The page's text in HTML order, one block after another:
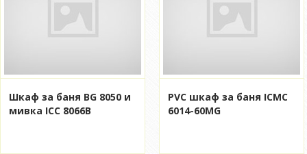
Шкаф за баня BG 8050 и
мивка ICC 8066B
PVC шкаф за баня ICMC
6014-60MG